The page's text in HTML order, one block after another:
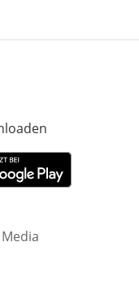
Fenster
Fenster
neuem Fenster